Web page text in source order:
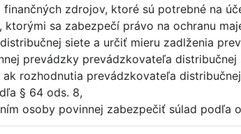
zdrojov, ktoré sú potrebné na
ktorými sa zabezpečí právo na ochranu
siete a určiť mieru zadlženia
prevádzky prevádzkovateľa
rozhodnutia prevádzkovateľa
§ 64 ods. 8,
osoby povinnej zabezpečiť súlad podľa